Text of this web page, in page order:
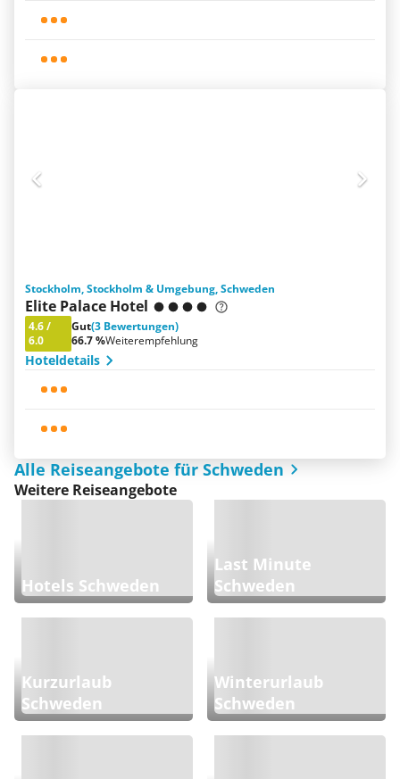
Stockholm, Stockholm & Umgebung, Schweden
Elite Palace Hotel
4.6/
6.0
Gut(3 Bewertungen)
66.7 %Weiterempfehlung
Hoteldetails
Alle Reiseangebote für Schweden
Weitere Reiseangebote
Hotels Schweden
Last Minute
Schweden
Kurzurlaub
Schweden
Winterurlaub
Schweden